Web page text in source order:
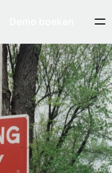
van
te vermijden, is het
doet. Behandel je een
die persoon
was het nooit je bedoeling